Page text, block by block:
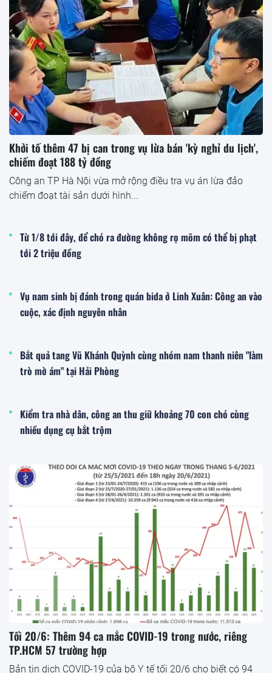
Khởi tố thêm 47 bị can trong vụ lừa bán 'kỳ nghỉ du lịch',
chiếm đoạt 188 tỷ đồng
Công an TP Hà Nội vừa mở rộng điều tra vụ án lừa đảo
chiếm đoạt tài sản dưới hình...
Từ 1/8 tới đây, để chó ra đường không rọ mõm có thể bị phạt
tới 2 triệu đồng
Vụ nam sinh bị đánh trong quán bida ở Linh Xuân: Công an vào
cuộc, xác định nguyên nhân
Bắt quả tang Vũ Khánh Quỳnh cùng nhóm nam thanh niên "làm
trò mờ ám" tại Hải Phòng
Kiểm tra nhà dân, công an thu giữ khoảng 70 con chó cùng
nhiều dụng cụ bắt trộm
Tối 20/6: Thêm 94 ca mắc COVID-19 trong nước, riêng
TP.HCM 57 trường hợp
Bản tin dịch COVID-19 của bộ Y tế tối 20/6 cho biết có 94